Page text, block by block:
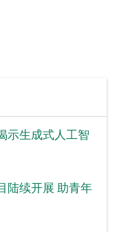
示生成式人工智
陆续开展 助青年